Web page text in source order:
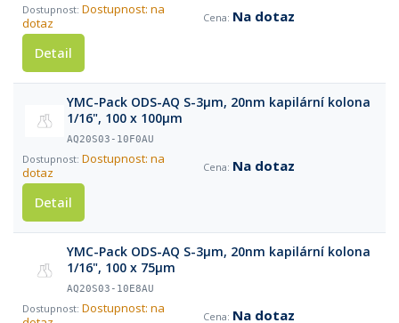
Dostupnost: na
dotaz
Na dotaz
Detail
YMC-Pack ODS-AQ S-3µm, 20nm kapilární kolona
1/16", 100 x 100µm
AQ20S03-10F0AU
Dostupnost: na
dotaz
Na dotaz
Detail
YMC-Pack ODS-AQ S-3µm, 20nm kapilární kolona
1/16", 100 x 75µm
AQ20S03-10E8AU
Dostupnost: na
Na dotaz